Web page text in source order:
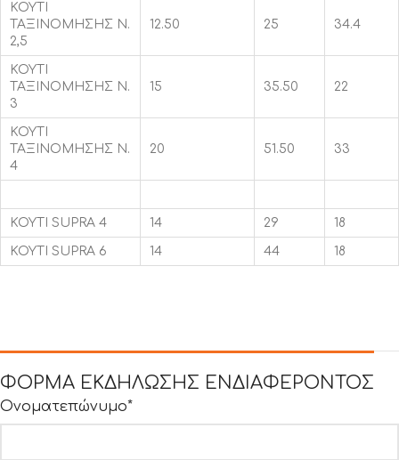
ΚΟΥΤΙ
ΤΑΞΙΝΟΜΗΣΗΣ Ν.
2,5
12.50 25 34.4
ΚΟΥΤΙ
ΤΑΞΙΝΟΜΗΣΗΣ Ν.
3
15 35.50 22
ΚΟΥΤΙ
ΤΑΞΙΝΟΜΗΣΗΣ Ν.
4
20 51.50 33
ΚΟΥΤΙ SUPRA 4 14 29 18
ΚΟΥΤΙ SUPRA 6 14 44 18
ΦΟΡΜΑ ΕΚΔΗΛΩΣΗΣ ΕΝΔΙΑΦΕΡΟΝΤΟΣ
Ονοματεπώνυμο*